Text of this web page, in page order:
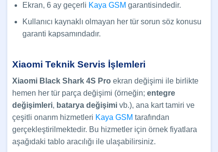
Ekran, 6 ay geçerli Kaya GSM garantisindedir.
Kullanıcı kaynaklı olmayan her tür sorun söz konusu
garanti kapsamındadır.
Xiaomi Teknik Servis İşlemleri
Xiaomi Black Shark 4S Pro ekran değişimi ile birlikte
hemen her tür parça değişimi (örneğin; entegre
değişimleri, batarya değişimi vb.), ana kart tamiri ve
çeşitli onarım hizmetleri Kaya GSM tarafından
gerçekleştirilmektedir. Bu hizmetler için örnek fiyatlara
aşağıdaki tablo aracılığı ile ulaşabilirsiniz.